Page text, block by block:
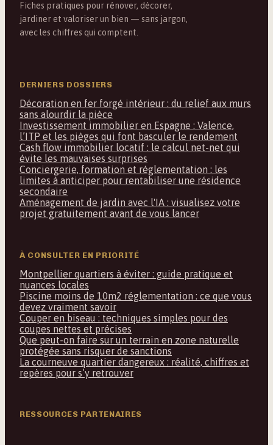
Fiches pratiques pour rénover, décorer,
jardiner et valoriser un bien — sans jargon,
avec les chiffres qui comptent.
DERNIERS DOSSIERS
Décoration en fer forgé intérieur : du relief aux murs
sans alourdir la pièce
Investissement immobilier en Espagne : Valence,
l’ITP et les pièges qui font basculer le rendement
Cash flow immobilier locatif : le calcul net-net qui
évite les mauvaises surprises
Conciergerie, formation et réglementation : les
limites à anticiper pour rentabiliser une résidence
secondaire
Aménagement de jardin avec l'IA : visualisez votre
projet gratuitement avant de vous lancer
À CONSULTER EN PRIORITÉ
Montpellier quartiers à éviter : guide pratique et
nuances locales
Piscine moins de 10m2 réglementation : ce que vous
devez vraiment savoir
Couper en biseau : techniques simples pour des
coupes nettes et précises
Que peut-on faire sur un terrain en zone naturelle
protégée sans risquer de sanctions
La courneuve quartier dangereux : réalité, chiffres et
repères pour s’y retrouver
RESSOURCES PARTENAIRES